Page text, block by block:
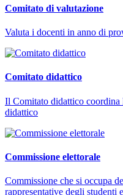
Comitato di valutazione
Valuta i docenti in anno di
Comitato didattico
Il Comitato didattico
didattico
Commissione elettorale
Commissione che si occupa
rappresentative degli studenti